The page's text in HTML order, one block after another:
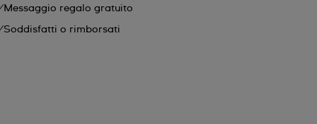
Messaggio regalo gratuito
Soddisfatti o rimborsati